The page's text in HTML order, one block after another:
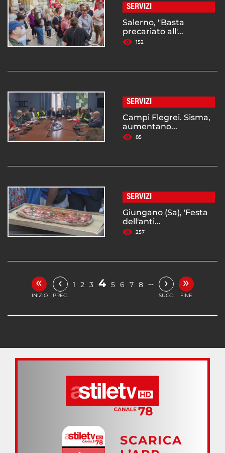
SERVIZI
Salerno, "Basta
precariato all'...
152
SERVIZI
Campi Flegrei. Sisma,
aumentano...
85
SERVIZI
Giungano (Sa), 'Festa
dell'anti...
257
«
INIZIO
‹
PREC.
1 2 3 4 5 6 7 8 … ›
SUCC.
»
FINE
SCARICA